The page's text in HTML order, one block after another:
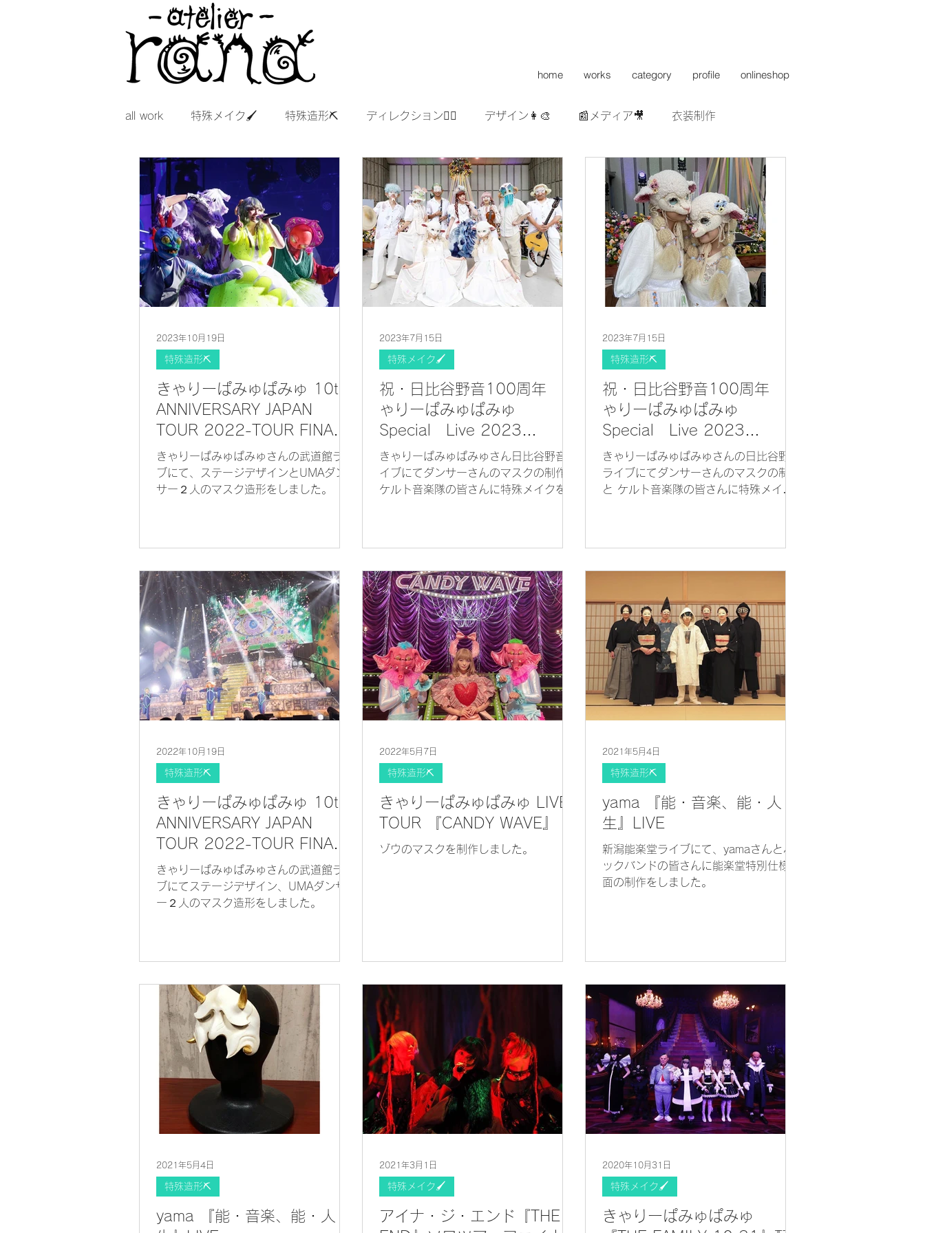
home works category profile onlineshop
all work 特殊メイク🖌 特殊造形⛏ ディレクション👯‍♀️ デザイン👩‍🎨 📰メディア🎥 衣装制作
きゃりーぱみゅぱみゅ 10th
ANNIVERSARY JAPAN
TOUR 2022-TOUR FINAL-
UMA 105@日本武道館
きゃりーぱみゅぱみゅさんの武道館ライ
ブにて、ステージデザインとUMAダン
サー２人のマスク造形をしました。
特殊造形⛏
2023年10月19日
祝・日比谷野音100周年 き
ゃりーぱみゅぱみゅ
Special Live 2023
『Midnight Sun』
きゃりーぱみゅぱみゅさん日比谷野音ラ
イブにてダンサーさんのマスクの制作と
ケルト音楽隊の皆さんに特殊メイクをし
特殊メイク🖌
2023年7月15日
祝・日比谷野音100周年 き
ゃりーぱみゅぱみゅ
Special Live 2023
『Midnight Sun』
きゃりーぱみゅぱみゅさんの日比谷野音
ライブにてダンサーさんのマスクの制作
と ケルト音楽隊の皆さんに特殊メイク
特殊造形⛏
2023年7月15日
きゃりーぱみゅぱみゅ 10th
ANNIVERSARY JAPAN
TOUR 2022-TOUR FINAL-
UMA 105@日本武道館
きゃりーぱみゅぱみゅさんの武道館ライ
ブにてステージデザイン、UMAダンサ
ー２人のマスク造形をしました。
特殊造形⛏
2022年10月19日
きゃりーぱみゅぱみゅ LIVE
TOUR 『CANDY WAVE』
ゾウのマスクを制作しました。
特殊造形⛏
2022年5月7日
yama 『能・音楽、能・人
生』LIVE
新潟能楽堂ライブにて、yamaさんとバ
ックバンドの皆さんに能楽堂特別仕様仮
面の制作をしました。
特殊造形⛏
2021年5月4日
yama 『能・音楽、能・人
特殊造形⛏
2021年5月4日
アイナ・ジ・エンド『THE
特殊メイク🖌
2021年3月1日
きゃりーぱみゅぱみゅ
特殊メイク🖌
2020年10月31日